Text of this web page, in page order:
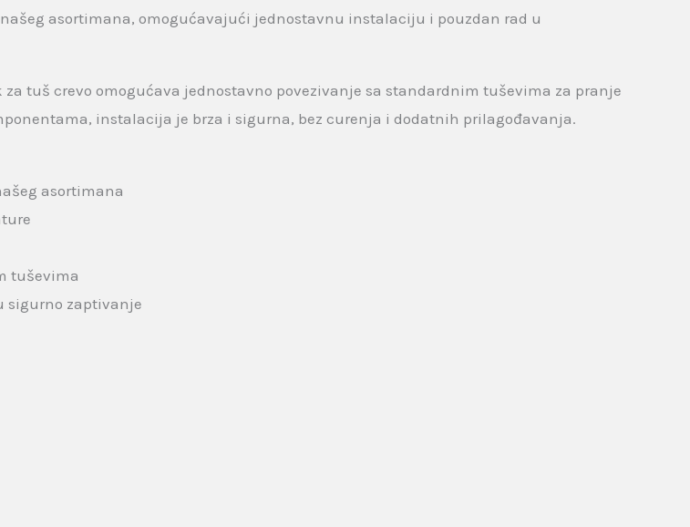
asortimana, omogućavajući jednostavnu instalaciju i pouzdan rad u
tuš crevo omogućava jednostavno povezivanje sa standardnim tuševima za pranje
instalacija je brza i sigurna, bez curenja i dodatnih prilagođavanja.
asortimana
tuševima
sigurno zaptivanje